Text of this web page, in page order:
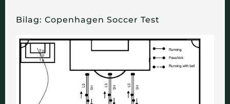
Bilag: Copenhagen Soccer Test